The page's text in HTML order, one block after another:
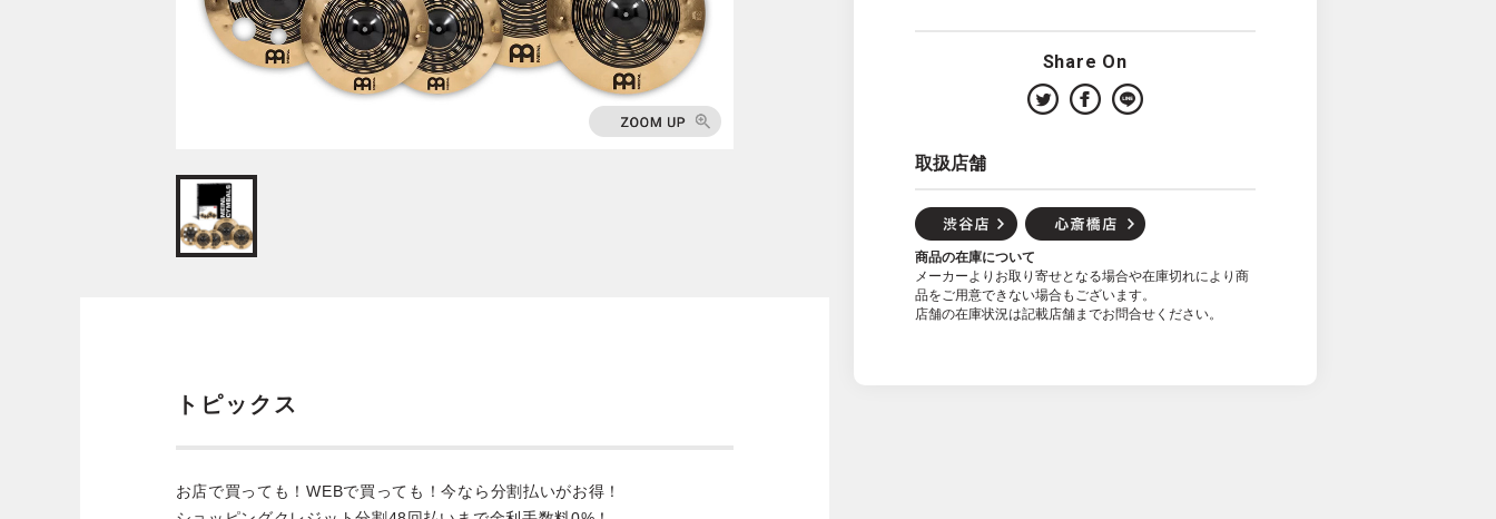
Share On
取扱店舗
商品の在庫について
メーカーよりお取り寄せとなる場合や在庫切れにより商
品をご用意できない場合もございます。
店舗の在庫状況は記載店舗までお問合せください。
トピックス
お店で買っても！WEBで買っても！今なら分割払いがお得！